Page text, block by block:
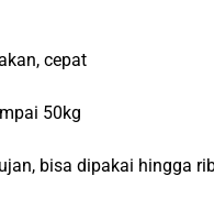
cepat
50kg
bisa dipakai hingga